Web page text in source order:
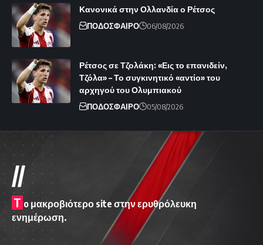
Κανονικά στην Ολλανδία ο Ρέτσος
ΠΟΔΟΣΦΑΙΡΟ 06/08/2026
Ρέτσος σε Τζολάκη: «Εις το επανιδείν,
Τζόλα» – Το συγκινητικό «αντίο» του
αρχηγού του Ολυμπιακού
ΠΟΔΟΣΦΑΙΡΟ 05/08/2026
//
T o μακροβιότερο site στην ερυθρόλευκη
ενημέρωση.